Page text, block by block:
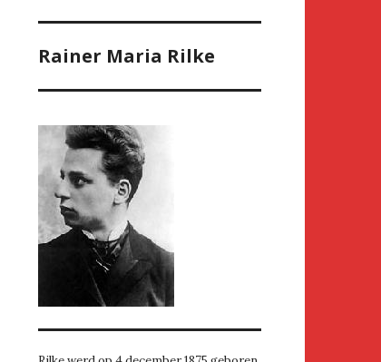
Rainer Maria Rilke